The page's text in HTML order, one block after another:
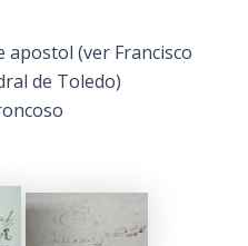
apostol (ver Francisco
de Toledo)